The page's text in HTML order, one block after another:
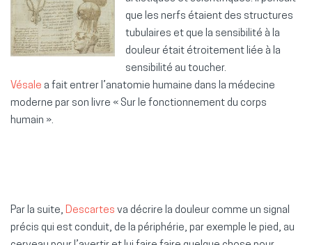
que les nerfs étaient des structures
tubulaires et que la sensibilité à la
douleur était étroitement liée à la
sensibilité au toucher.
Vésale a fait entrer l’anatomie humaine dans la médecine
moderne par son livre « Sur le fonctionnement du corps
humain ».
Par la suite, Descartes va décrire la douleur comme un signal
précis qui est conduit, de la périphérie, par exemple le pied, au